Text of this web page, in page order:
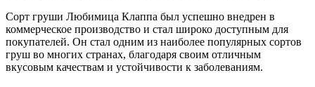
Сорт груши Любимица Клаппа был успешно внедрен в
коммерческое производство и стал широко доступным для
покупателей. Он стал одним из наиболее популярных сортов
груш во многих странах, благодаря своим отличным
вкусовым качествам и устойчивости к заболеваниям.